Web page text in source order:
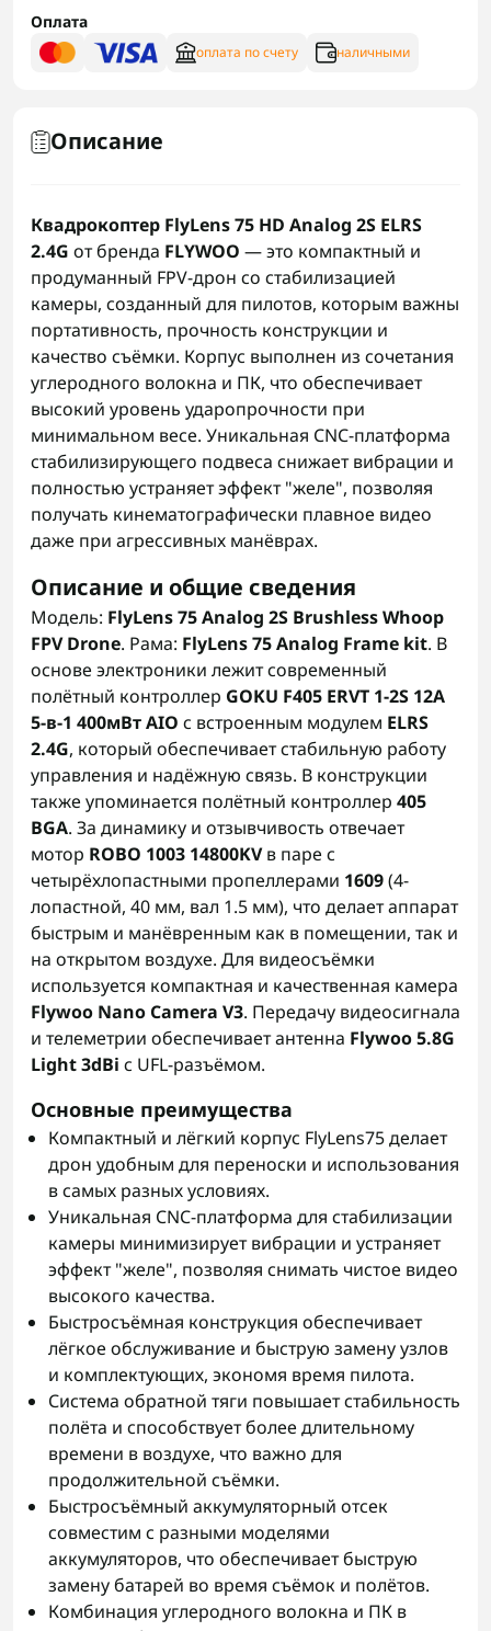
Оплата
оплата по счету наличными
Описание
Квадрокоптер FlyLens 75 HD Analog 2S ELRS
2.4G от бренда FLYWOO — это компактный и
продуманный FPV-дрон со стабилизацией
камеры, созданный для пилотов, которым важны
портативность, прочность конструкции и
качество съёмки. Корпус выполнен из сочетания
углеродного волокна и ПК, что обеспечивает
высокий уровень ударопрочности при
минимальном весе. Уникальная CNC-платформа
стабилизирующего подвеса снижает вибрации и
полностью устраняет эффект "желе", позволяя
получать кинематографически плавное видео
даже при агрессивных манёврах.
Описание и общие сведения
Модель: FlyLens 75 Analog 2S Brushless Whoop
FPV Drone. Рама: FlyLens 75 Analog Frame kit. В
основе электроники лежит современный
полётный контроллер GOKU F405 ERVT 1-2S 12A
5-в-1 400мВт AIO с встроенным модулем ELRS
2.4G, который обеспечивает стабильную работу
управления и надёжную связь. В конструкции
также упоминается полётный контроллер 405
BGA. За динамику и отзывчивость отвечает
мотор ROBO 1003 14800KVв паре с
четырёхлопастными пропеллерами 1609(4-
лопастной, 40 мм, вал 1.5 мм), что делает аппарат
быстрым и манёвренным как в помещении, так и
на открытом воздухе. Для видеосъёмки
используется компактная и качественная камера
Flywoo Nano Camera V3. Передачу видеосигнала
и телеметрии обеспечивает антенна Flywoo 5.8G
Light 3dBi с UFL-разъёмом.
Основные преимущества
Компактный и лёгкий корпус FlyLens75 делает
дрон удобным для переноски и использования
в самых разных условиях.
Уникальная CNC-платформа для стабилизации
камеры минимизирует вибрации и устраняет
эффект "желе", позволяя снимать чистое видео
высокого качества.
Быстросъёмная конструкция обеспечивает
лёгкое обслуживание и быструю замену узлов
и комплектующих, экономя время пилота.
Система обратной тяги повышает стабильность
полёта и способствует более длительному
времени в воздухе, что важно для
продолжительной съёмки.
Быстросъёмный аккумуляторный отсек
совместим с разными моделями
аккумуляторов, что обеспечивает быструю
замену батарей во время съёмок и полётов.
Комбинация углеродного волокна и ПК в